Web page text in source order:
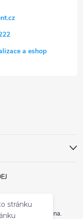
a eshop
práva vyhrazena.
stránku